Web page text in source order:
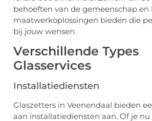
behoeften van de gemeenschap en
maatwerkoplossingen bieden die
bij jouw wensen.
Verschillende Types
Glasservices
Installatiediensten
Glaszetters in Veenendaal bieden
aan installatiediensten aan. Of je